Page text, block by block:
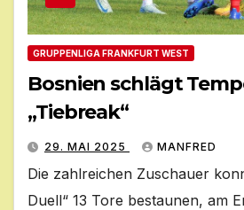
GRUPPENLIGA FRANKFURT WEST
Bosnien schlägt
„Tiebreak“
29. MAI 2025 MANFRED
Die zahlreichen Zuschauer
Duell“ 13 Tore bestaunen, am